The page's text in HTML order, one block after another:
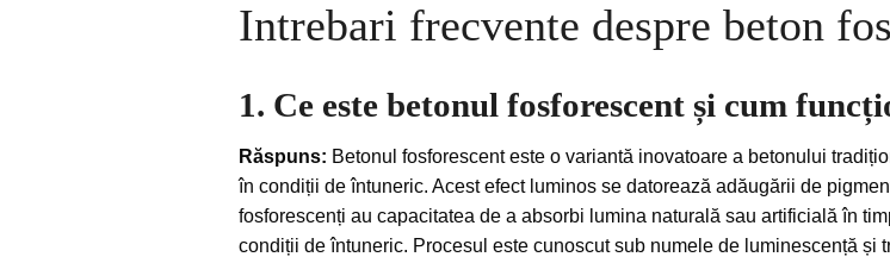
Intrebari frecvente despre beton
1. Ce este betonul fosforescent și cum
Răspuns: Betonul fosforescent este o variantă inovatoare a betonului
în condiții de întuneric. Acest efect luminos se datorează adăugării de
fosforescenți au capacitatea de a absorbi lumina naturală sau artificială în
condiții de întuneric. Procesul este cunoscut sub numele de luminescență și